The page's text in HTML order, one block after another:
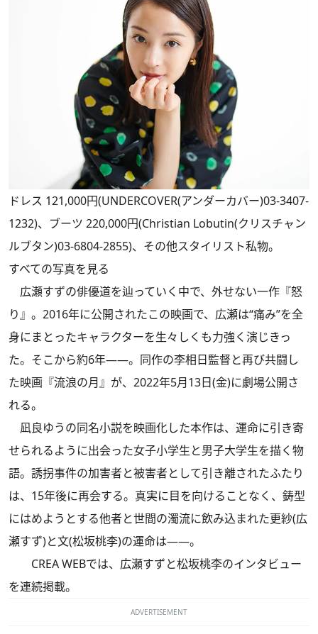
ドレス 121,000円(UNDERCOVER(アンダーカバー)03-3407-
1232)、ブーツ 220,000円(Christian Lobutin(クリスチャン
ルブタン)03-6804-2855)、その他スタイリスト私物。
すべての写真を見る
広瀬すずの俳優道を辿っていく中で、外せない一作『怒
り』。2016年に公開されたこの映画で、広瀬は“痛み”を全
身にまとったキャラクターを生々しくも力強く演じきっ
た。そこから約6年――。同作の李相日監督と再び共闘し
た映画『流浪の月』が、2022年5月13日(金)に劇場公開さ
れる。
凪良ゆうの同名小説を映画化した本作は、運命に引き寄
せられるように出会った女子小学生と男子大学生を描く物
語。誘拐事件の加害者と被害者として引き離されたふたり
は、15年後に再会する。真実に目を向けることなく、鋳型
にはめようとする他者と世間の濁流に飲み込まれた更紗(広
瀬すず)と文(松坂桃李)の運命は――。
CREA WEBでは、広瀬すずと松坂桃李のインタビュー
を連続掲載。
ADVERTISEMENT